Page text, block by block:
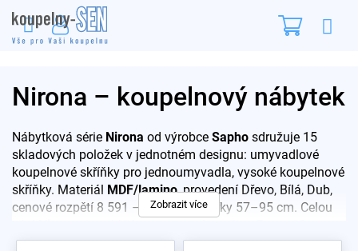
na
obsah
Nirona – koupelnový nábytek
Nábytková série Nirona od výrobce Sapho sdružuje 15
skladových položek v jednotném designu: umyvadlové
koupelnové skříňky pro jednoumyvadla, vysoké koupelnové
skříňky. Materiál MDF/lamino, provedení Dřevo, Bílá, Dub,
cenové rozpětí 8 591 – 19 882 Kč, šířky 57–95 cm. Celou
poradíme s výběrem i montáží.
Zobrazit více